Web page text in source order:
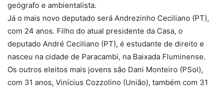
geógrafo e ambientalista.
Já o mais novo deputado será Andrezinho Ceciliano (PT),
com 24 anos. Filho do atual presidente da Casa, o
deputado André Ceciliano (PT), é estudante de direito e
nasceu na cidade de Paracambi, na Baixada Fluminense.
Os outros eleitos mais jovens são Dani Monteiro (PSol),
com 31 anos, Vinícius Cozzolino (União), também com 31